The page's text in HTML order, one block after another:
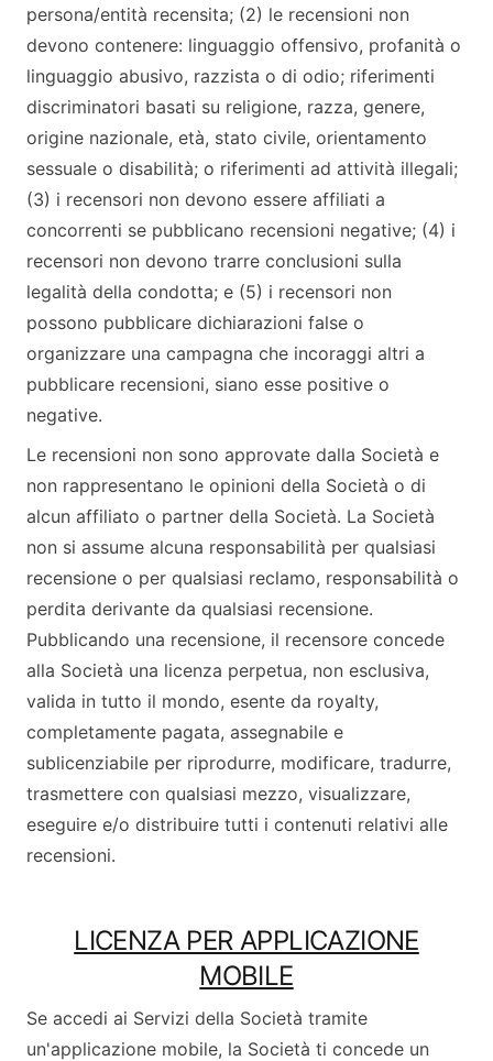
persona/entità recensita; (2) le recensioni non
devono contenere: linguaggio offensivo, profanità o
linguaggio abusivo, razzista o di odio; riferimenti
discriminatori basati su religione, razza, genere,
origine nazionale, età, stato civile, orientamento
sessuale o disabilità; o riferimenti ad attività illegali;
(3) i recensori non devono essere affiliati a
concorrenti se pubblicano recensioni negative; (4) i
recensori non devono trarre conclusioni sulla
legalità della condotta; e (5) i recensori non
possono pubblicare dichiarazioni false o
organizzare una campagna che incoraggi altri a
pubblicare recensioni, siano esse positive o
negative.
Le recensioni non sono approvate dalla Società e
non rappresentano le opinioni della Società o di
alcun affiliato o partner della Società. La Società
non si assume alcuna responsabilità per qualsiasi
recensione o per qualsiasi reclamo, responsabilità o
perdita derivante da qualsiasi recensione.
Pubblicando una recensione, il recensore concede
alla Società una licenza perpetua, non esclusiva,
valida in tutto il mondo, esente da royalty,
completamente pagata, assegnabile e
sublicenziabile per riprodurre, modificare, tradurre,
trasmettere con qualsiasi mezzo, visualizzare,
eseguire e/o distribuire tutti i contenuti relativi alle
recensioni.
LICENZA PER APPLICAZIONE
MOBILE
Se accedi ai Servizi della Società tramite
un'applicazione mobile, la Società ti concede un